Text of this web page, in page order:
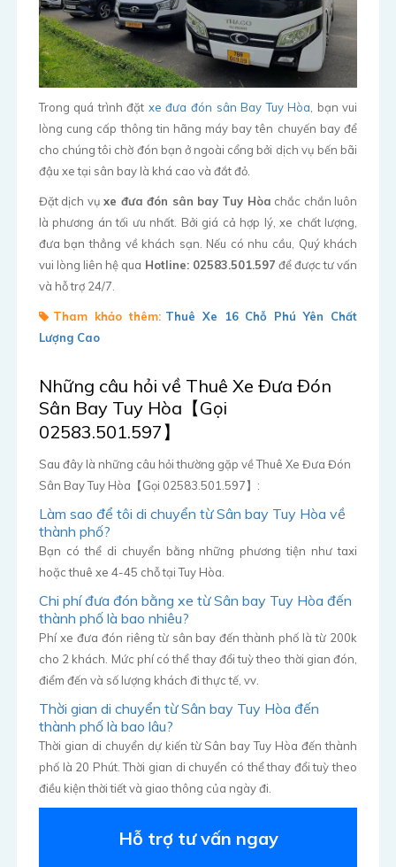
Trong quá trình đặt xe đưa đón sân Bay Tuy Hòa , bạn vui
lòng cung cấp thông tin hãng máy bay tên chuyến bay để
cho chúng tôi chờ đón bạn ở ngoài cổng bởi dịch vụ bến bãi
đậu xe tại sân bay là khá cao và đắt đỏ.
Đặt dịch vụxe đưa đón sân bay Tuy Hòa chắc chắn luôn
là phương án tối ưu nhất. Bởi giá cả hợp lý, xe chất lượng,
đưa bạn thẳng về khách sạn. Nếu có nhu cầu, Quý khách
vui lòng liên hệ qua Hotline: 02583.501.597 để được tư vấn
và hỗ trợ 24/7.
Tham khảo thêm: Thuê Xe 16 Chỗ Phú Yên Chất
Lượng Cao
Những câu hỏi về Thuê Xe Đưa Đón
Sân Bay Tuy Hòa【Gọi
02583.501.597】
Sau đây là những câu hỏi thường gặp về Thuê Xe Đưa Đón
Sân Bay Tuy Hòa【Gọi 02583.501.597】:
Làm sao để tôi di chuyển từ Sân bay Tuy Hòa về
thành phố?
Bạn có thể di chuyển bằng những phương tiện như taxi
hoặc thuê xe 4-45 chỗ tại Tuy Hòa.
Chi phí đưa đón bằng xe từ Sân bay Tuy Hòa đến
thành phố là bao nhiêu?
Phí xe đưa đón riêng từ sân bay đến thành phố là từ 200k
cho 2 khách. Mức phí có thể thay đổi tuỳ theo thời gian đón,
điểm đến và số lượng khách đi thực tế, vv.
Thời gian di chuyển từ Sân bay Tuy Hòa đến
thành phố là bao lâu?
Thời gian di chuyển dự kiến từ Sân bay Tuy Hòa đến thành
phố là 20 Phút. Thời gian di chuyển có thể thay đổi tuỳ theo
điều kiện thời tiết và giao thông của ngày đi.
Hỗ trợ tư vấn ngay